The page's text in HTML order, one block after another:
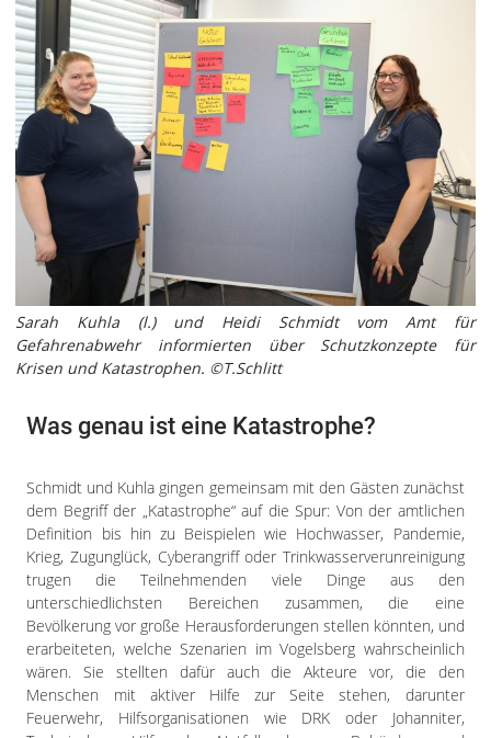
Sarah Kuhla (l.) und Heidi Schmidt vom Amt für
Gefahrenabwehr informierten über Schutzkonzepte für
Krisen und Katastrophen. ©T.Schlitt
Was genau ist eine Katastrophe?
Schmidt und Kuhla gingen gemeinsam mit den Gästen zunächst
dem Begriff der „Katastrophe“ auf die Spur: Von der amtlichen
Definition bis hin zu Beispielen wie Hochwasser, Pandemie,
Krieg, Zugunglück, Cyberangriff oder Trinkwasserverunreinigung
trugen die Teilnehmenden viele Dinge aus den
unterschiedlichsten Bereichen zusammen, die eine
Bevölkerung vor große Herausforderungen stellen könnten, und
erarbeiteten, welche Szenarien im Vogelsberg wahrscheinlich
wären. Sie stellten dafür auch die Akteure vor, die den
Menschen mit aktiver Hilfe zur Seite stehen, darunter
Feuerwehr, Hilfsorganisationen wie DRK oder Johanniter,